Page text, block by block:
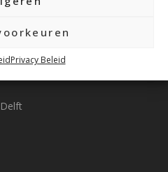
Privacy Beleid